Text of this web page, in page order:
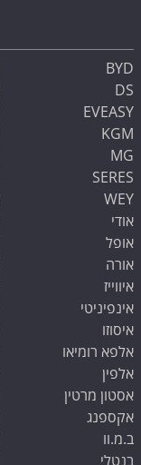
BYD
DS
EVEASY
KGM
MG
SERES
WEY
אודי
אופל
אורה
איווייז
אינפיניטי
איסוזו
אלפא רומיאו
אלפין
אסטון מרטין
אקספנג
ב.מ.וו
בנטלי